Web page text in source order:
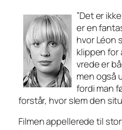
”Det er
er en
hvor Léon
klippen for
vrede er
men også
fordi man
forstår, hvor slem den
Filmen appellerede til